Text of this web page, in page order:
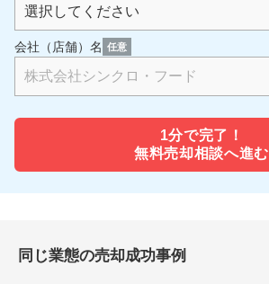
会社（店舗）名 任意
1分で完了！
無料売却相談へ進む
同じ業態の売却成功事例